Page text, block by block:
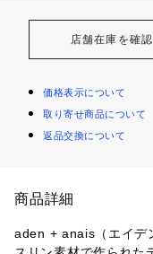
店舗在庫を確認
価格表示について
取り寄せ商品について
返品交換について
商品詳細
aden + anais（エイデ